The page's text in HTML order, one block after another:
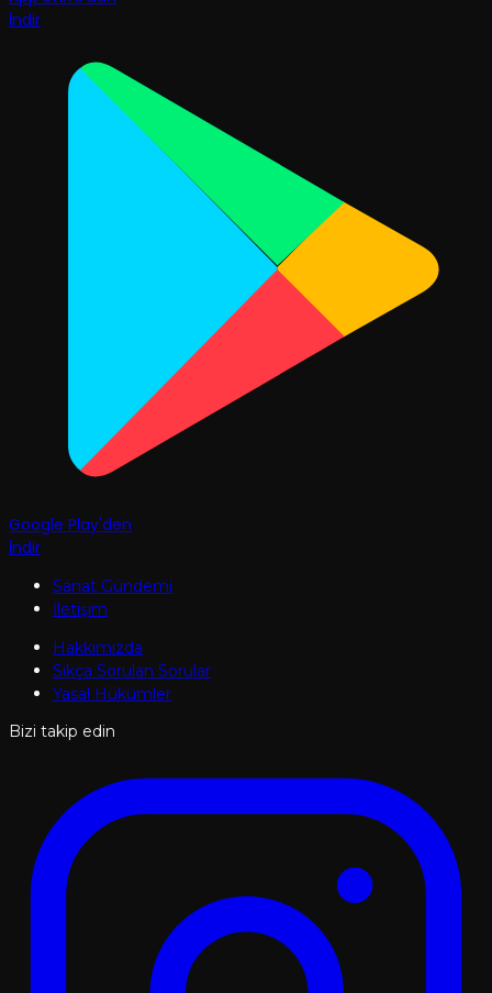
İndir
Google Play'den
İndir
Sanat Gündemi
İletişim
Hakkımızda
Sıkça Sorulan Sorular
Yasal Hükümler
Bizi takip edin